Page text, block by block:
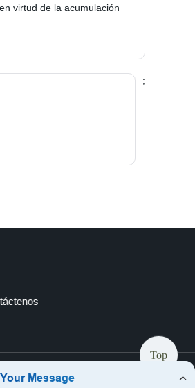
virtud de la acumulación
;
Top